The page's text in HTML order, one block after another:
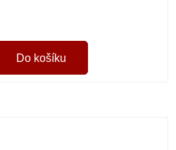
Do košíku